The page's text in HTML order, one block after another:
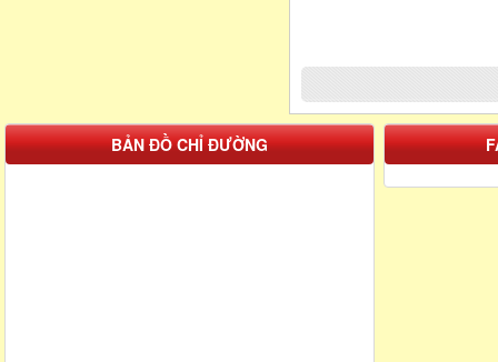
BẢN ĐỒ CHỈ ĐƯỜNG